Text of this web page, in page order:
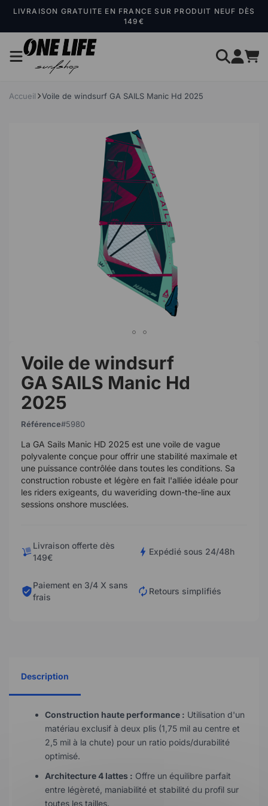
LIVRAISON GRATUITE EN FRANCE SUR PRODUIT NEUF DÈS
149€
Accueil Voile de windsurf GA SAILS Manic Hd 2025
Voile de windsurf
GA SAILS Manic Hd
2025
Référence 5980
La GA Sails Manic HD 2025 est une voile de vague
polyvalente conçue pour offrir une stabilité maximale et
une puissance contrôlée dans toutes les conditions. Sa
construction robuste et légère en fait l'alliée idéale pour
les riders exigeants, du waveriding down-the-line aux
sessions onshore musclées.
Livraison offerte dès
149€
Expédié sous 24/48h
Paiement en 3/4 X sans
frais
Retours simplifiés
Description
Construction haute performance : Utilisation d'un
matériau exclusif à deux plis (1,75 mil au centre et
2,5 mil à la chute) pour un ratio poids/durabilité
optimisé.
Architecture 4 lattes : Offre un équilibre parfait
entre légèreté, maniabilité et stabilité du profil sur
toutes les tailles.